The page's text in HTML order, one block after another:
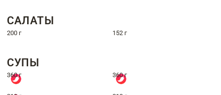
САЛАТЫ
200 г 152 г
СУПЫ
360 г 360 г